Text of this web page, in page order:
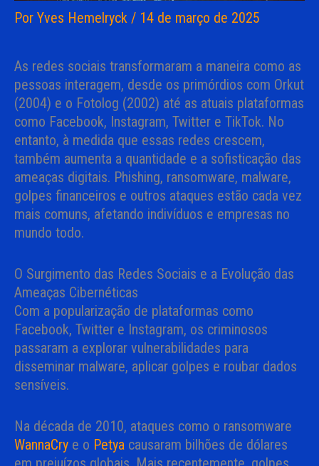
Por Yves Hemelryck / 14 de março de 2025
As redes sociais transformaram a maneira como as
pessoas interagem, desde os primórdios com Orkut
(2004) e o Fotolog (2002) até as atuais plataformas
como Facebook, Instagram, Twitter e TikTok. No
entanto, à medida que essas redes crescem,
também aumenta a quantidade e a sofisticação das
ameaças digitais. Phishing, ransomware, malware,
golpes financeiros e outros ataques estão cada vez
mais comuns, afetando indivíduos e empresas no
mundo todo.
O Surgimento das Redes Sociais e a Evolução das
Ameaças Cibernéticas
Com a popularização de plataformas como
Facebook, Twitter e Instagram, os criminosos
passaram a explorar vulnerabilidades para
disseminar malware, aplicar golpes e roubar dados
sensíveis.
Na década de 2010, ataques como o ransomware
WannaCry e o Petya causaram bilhões de dólares